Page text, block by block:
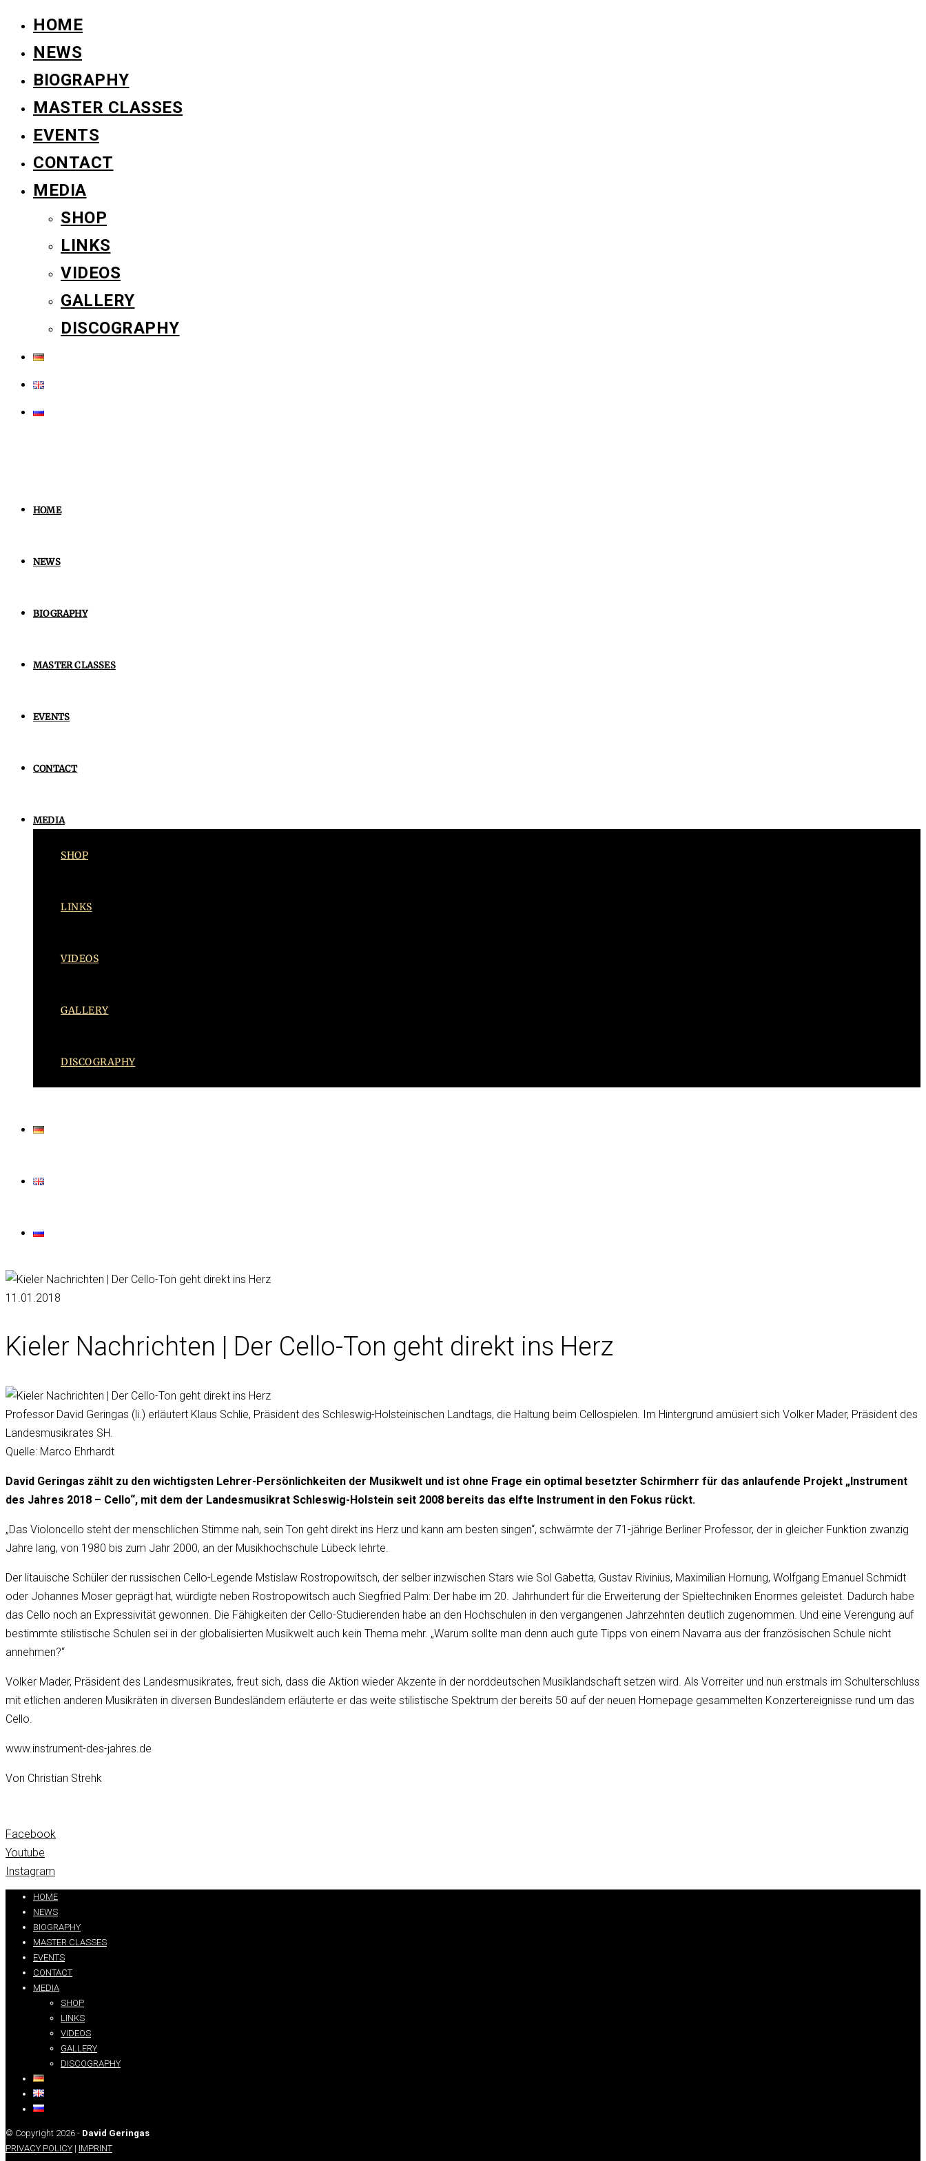
HOME
NEWS
BIOGRAPHY
MASTER CLASSES
EVENTS
CONTACT
MEDIA
SHOP
LINKS
VIDEOS
GALLERY
DISCOGRAPHY
HOME
NEWS
BIOGRAPHY
MASTER CLASSES
EVENTS
CONTACT
MEDIA
SHOP
LINKS
VIDEOS
GALLERY
DISCOGRAPHY
11.01.2018
Kieler Nachrichten | Der Cello-Ton geht direkt ins Herz
Professor David Geringas (li.) erläutert Klaus Schlie, Präsident des Schleswig-Holsteinischen Landtags, die Haltung beim Cellospielen. Im Hintergrund amüsiert sich Volker Mader, Präsident des
Landesmusikrates SH.
Quelle: Marco Ehrhardt
David Geringas zählt zu den wichtigsten Lehrer-Persönlichkeiten der Musikwelt und ist ohne Frage ein optimal besetzter Schirmherr für das anlaufende Projekt „Instrument
des Jahres 2018 – Cello“, mit dem der Landesmusikrat Schleswig-Holstein seit 2008 bereits das elfte Instrument in den Fokus rückt.
„Das Violoncello steht der menschlichen Stimme nah, sein Ton geht direkt ins Herz und kann am besten singen“, schwärmte der 71-jährige Berliner Professor, der in gleicher Funktion zwanzig
Jahre lang, von 1980 bis zum Jahr 2000, an der Musikhochschule Lübeck lehrte.
Der litauische Schüler der russischen Cello-Legende Mstislaw Rostropowitsch, der selber inzwischen Stars wie Sol Gabetta, Gustav Rivinius, Maximilian Hornung, Wolfgang Emanuel Schmidt
oder Johannes Moser geprägt hat, würdigte neben Rostropowitsch auch Siegfried Palm: Der habe im 20. Jahrhundert für die Erweiterung der Spieltechniken Enormes geleistet. Dadurch habe
das Cello noch an Expressivität gewonnen. Die Fähigkeiten der Cello-Studierenden habe an den Hochschulen in den vergangenen Jahrzehnten deutlich zugenommen. Und eine Verengung auf
bestimmte stilistische Schulen sei in der globalisierten Musikwelt auch kein Thema mehr. „Warum sollte man denn auch gute Tipps von einem Navarra aus der französischen Schule nicht
annehmen?“
Volker Mader, Präsident des Landesmusikrates, freut sich, dass die Aktion wieder Akzente in der norddeutschen Musiklandschaft setzen wird. Als Vorreiter und nun erstmals im Schulterschluss
mit etlichen anderen Musikräten in diversen Bundesländern erläuterte er das weite stilistische Spektrum der bereits 50 auf der neuen Homepage gesammelten Konzertereignisse rund um das
Cello.
www.instrument-des-jahres.de
Von Christian Strehk
Facebook
Youtube
Instagram
HOME
NEWS
BIOGRAPHY
MASTER CLASSES
EVENTS
CONTACT
MEDIA
SHOP
LINKS
VIDEOS
GALLERY
DISCOGRAPHY
© Copyright 2026 - David Geringas
PRIVACY POLICY | IMPRINT
Partners:handtextai.com